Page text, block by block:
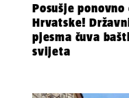
Posušje
Hrvatske!
pjesma čuva
svijeta